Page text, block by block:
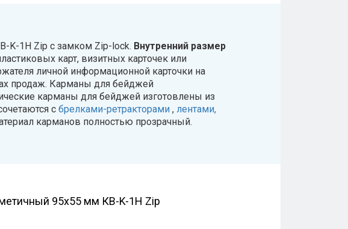
K-1H Zip с замком Zip-lock. Внутренний размер
карт, визитных карточек или
личной информационной карточки на
продаж. Карманы для бейджей
карманы для бейджей изготовлены из
с брелками-ретракторами , лентами,
карманов полностью прозрачный.
95х55 мм КВ-K-1H Zip